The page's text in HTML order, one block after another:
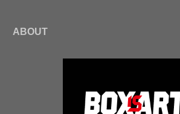
ABOUT